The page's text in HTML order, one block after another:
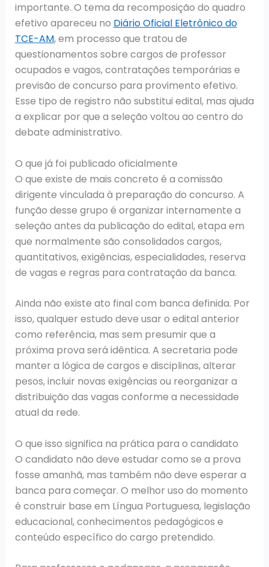
importante. O tema da recomposição do quadro
efetivo apareceu no Diário Oficial Eletrônico do
TCE-AM, em processo que tratou de
questionamentos sobre cargos de professor
ocupados e vagos, contratações temporárias e
previsão de concurso para provimento efetivo.
Esse tipo de registro não substitui edital, mas ajuda
a explicar por que a seleção voltou ao centro do
debate administrativo.
O que já foi publicado oficialmente
O que existe de mais concreto é a comissão
dirigente vinculada à preparação do concurso. A
função desse grupo é organizar internamente a
seleção antes da publicação do edital, etapa em
que normalmente são consolidados cargos,
quantitativos, exigências, especialidades, reserva
de vagas e regras para contratação da banca.
Ainda não existe ato final com banca definida. Por
isso, qualquer estudo deve usar o edital anterior
como referência, mas sem presumir que a
próxima prova será idêntica. A secretaria pode
manter a lógica de cargos e disciplinas, alterar
pesos, incluir novas exigências ou reorganizar a
distribuição das vagas conforme a necessidade
atual da rede.
O que isso significa na prática para o candidato
O candidato não deve estudar como se a prova
fosse amanhã, mas também não deve esperar a
banca para começar. O melhor uso do momento
é construir base em Língua Portuguesa, legislação
educacional, conhecimentos pedagógicos e
conteúdo específico do cargo pretendido.